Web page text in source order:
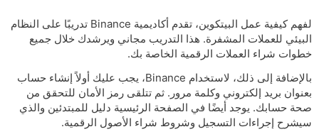
لفهم كيفية عمل البيتكوين، تقدم أكاديمية Binance تدريبًا على النظام
البيئي للعملات المشفرة. هذا التدريب مجاني ويرشدك خلال جميع
خطوات شراء العملات الرقمية الخاصة بك.
بالإضافة إلى ذلك، لاستخدام Binance، يجب عليك أولاً إنشاء حساب
بعنوان بريد إلكتروني وكلمة مرور. ثم تتلقى رمز الأمان للتحقق من
صحة حسابك. يوجد أيضًا في الصفحة الرئيسية دليل للمبتدئين والذي
سيشرح إجراءات التسجيل وشروط شراء الأصول الرقمية.